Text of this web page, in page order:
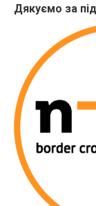
Дякуємо за